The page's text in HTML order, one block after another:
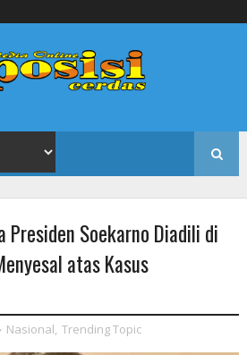
Presiden Soekarno Diadili di
atas Kasus
Nasional, Trending Topic